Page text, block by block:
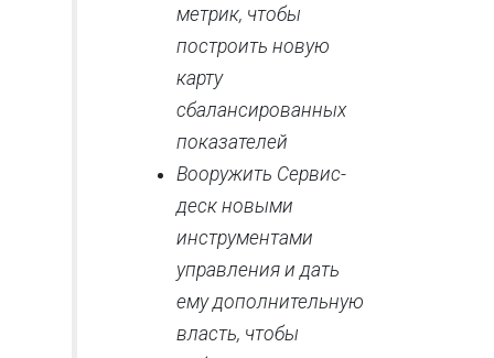
метрик, чтобы
построить новую
карту
сбалансированных
показателей
Вооружить Сервис-
деск новыми
инструментами
управления и дать
ему дополнительную
власть, чтобы